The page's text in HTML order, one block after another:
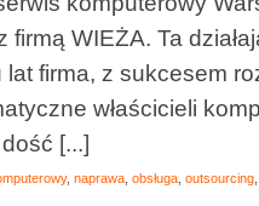
firmą WIEŻA. Ta
firma, z sukcesem
właścicieli
[...]
, naprawa obsługa outsourcing